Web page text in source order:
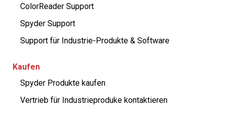
ColorReader Support
Spyder Support
Support für Industrie-Produkte & Software
Kaufen
Spyder Produkte kaufen
Vertrieb für Industrieproduke kontaktieren